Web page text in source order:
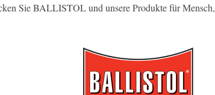
Sie BALLISTOL und unsere Produkte für Mensch,